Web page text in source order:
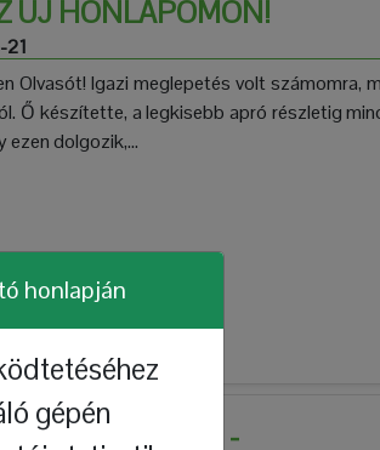
ÚJ HONLAPOMON!
Olvasót! Igazi meglepetés volt számomra,
Ő készítette, a legkisebb apró részletig
ezen dolgozik,...
BÖLCSŐDÉBEN -
honlapján
gépén